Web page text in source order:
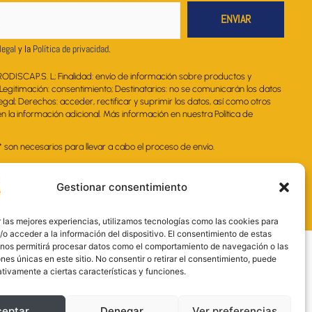
Gestionar consentimiento
las mejores experiencias, utilizamos tecnologías como las cookies para
o acceder a la información del dispositivo. El consentimiento de estas
permitirá procesar datos como el comportamiento de navegación o las
únicas en este sitio. No consentir o retirar el consentimiento, puede
a ciertas características y funciones.
y la Política de privacidad.
L; Finalidad: envío de información sobre productos y
consentimiento; Destinatarios: no se comunicarán los datos
Derechos: acceder, rectificar y suprimir los datos, así como otros
la información adicional. Más información en nuestra Política de
necesarios para llevar a cabo el proceso de envío.